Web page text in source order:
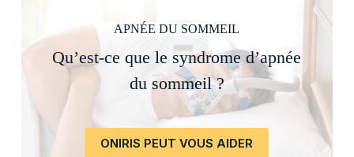
APNÉE DU SOMMEIL
Qu’est-ce que le syndrome d’apnée
du sommeil ?
ONIRIS PEUT VOUS AIDER